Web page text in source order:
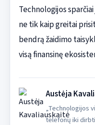
Technologijos
ne tik kaip greitai
bendrą žaidimo
visą finansinę
Austėja
„Technologijos
telefonų iki